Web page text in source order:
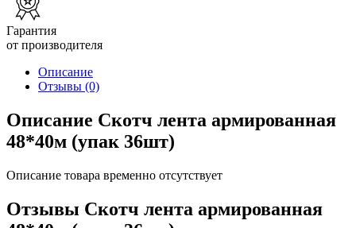
Гарантия
от производителя
Описание
Отзывы (0)
Описание Скотч лента армированная
48*40м (упак 36шт)
Описание товара временно отсутствует
Отзывы Скотч лента армированная